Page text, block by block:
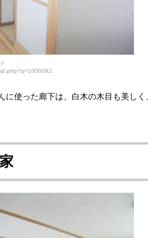
に使った廊下は、白木の木目も美し